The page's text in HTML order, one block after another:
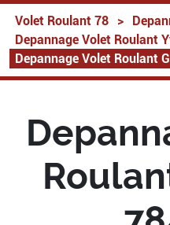
Volet Roulant 78 >
Depannage Volet Roulant
Depannage Volet Roulant